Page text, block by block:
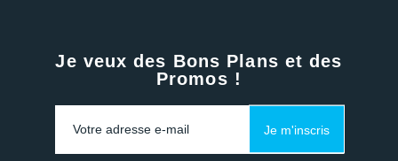
Je veux des Bons Plans et des
Promos !
Je m'inscris